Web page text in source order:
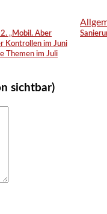
„Mobil. Aber
Kontrollen im Juni
Themen im Juli
sichtbar)